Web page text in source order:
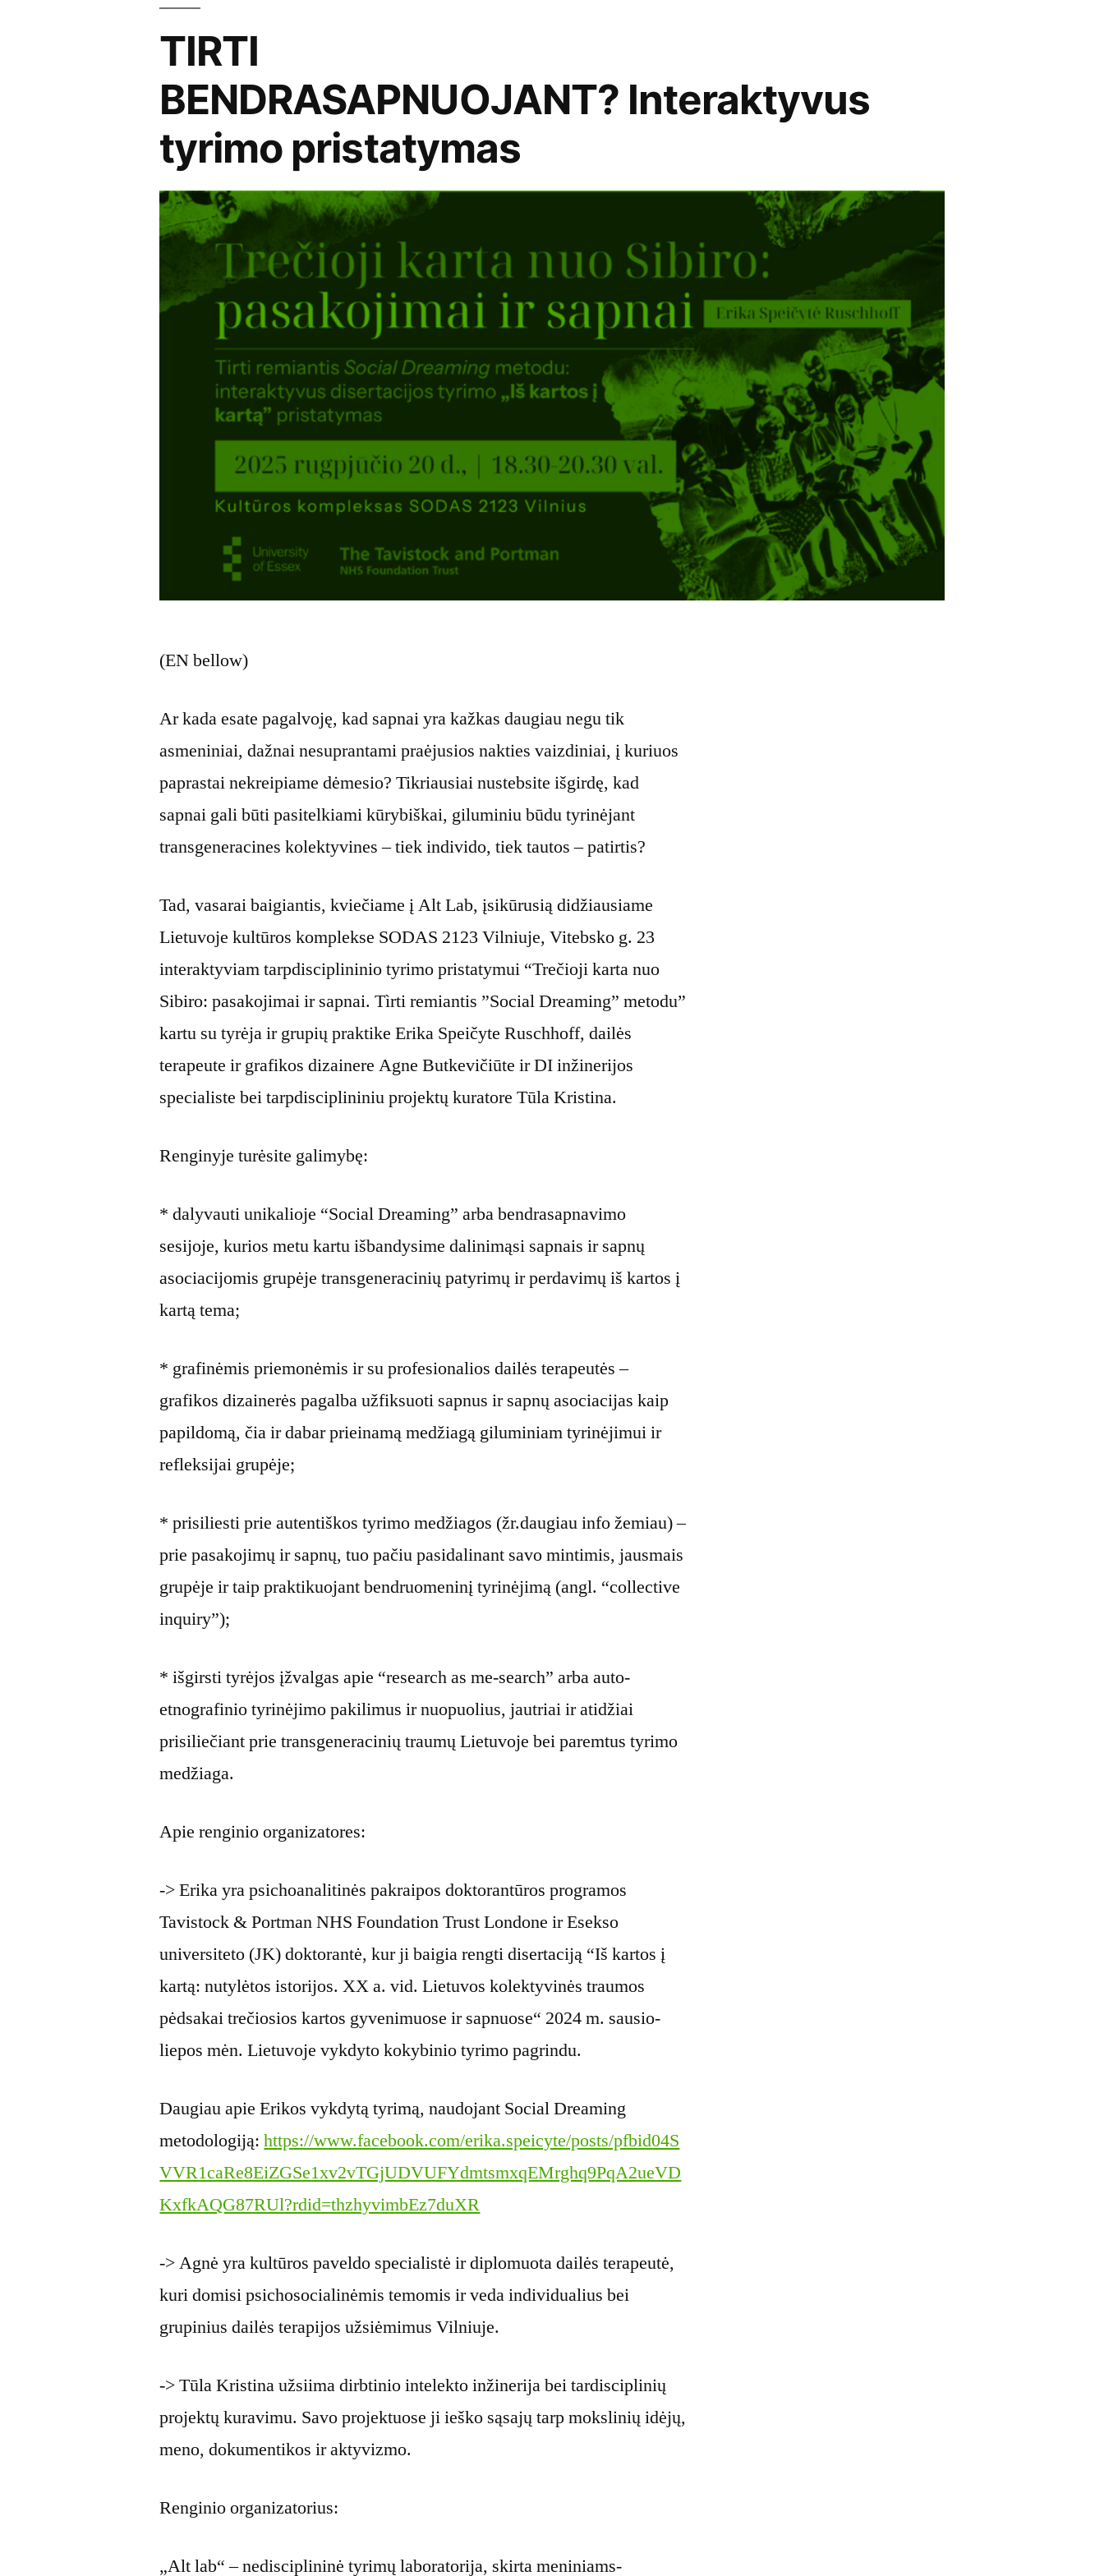
TIRTI
BENDRASAPNUOJANT? Interaktyvus
tyrimo pristatymas
(EN bellow)
Ar kada esate pagalvoję, kad sapnai yra kažkas daugiau negu tik
asmeniniai, dažnai nesuprantami praėjusios nakties vaizdiniai, į kuriuos
paprastai nekreipiame dėmesio? Tikriausiai nustebsite išgirdę, kad
sapnai gali būti pasitelkiami kūrybiškai, giluminiu būdu tyrinėjant
transgeneracines kolektyvines – tiek individo, tiek tautos – patirtis?
Tad, vasarai baigiantis, kviečiame į Alt Lab, įsikūrusią didžiausiame
Lietuvoje kultūros komplekse SODAS 2123 Vilniuje, Vitebsko g. 23
interaktyviam tarpdisciplininio tyrimo pristatymui “Trečioji karta nuo
Sibiro: pasakojimai ir sapnai. Tìrti remiantis ”Social Dreaming” metodu”
kartu su tyrėja ir grupių praktike Erika Speičyte Ruschhoff, dailės
terapeute ir grafikos dizainere Agne Butkevičiūte ir DI inžinerijos
specialiste bei tarpdisciplininiu projektų kuratore Tūla Kristina.
Renginyje turėsite galimybę:
* dalyvauti unikalioje “Social Dreaming” arba bendrasapnavimo
sesijoje, kurios metu kartu išbandysime dalinimąsi sapnais ir sapnų
asociacijomis grupėje transgeneracinių patyrimų ir perdavimų iš kartos į
kartą tema;
* grafinėmis priemonėmis ir su profesionalios dailės terapeutės –
grafikos dizainerės pagalba užfiksuoti sapnus ir sapnų asociacijas kaip
papildomą, čia ir dabar prieinamą medžiagą giluminiam tyrinėjimui ir
refleksijai grupėje;
* prisiliesti prie autentiškos tyrimo medžiagos (žr.daugiau info žemiau) –
prie pasakojimų ir sapnų, tuo pačiu pasidalinant savo mintimis, jausmais
grupėje ir taip praktikuojant bendruomeninį tyrinėjimą (angl. “collective
inquiry”);
* išgirsti tyrėjos įžvalgas apie “research as me-search” arba auto-
etnografinio tyrinėjimo pakilimus ir nuopuolius, jautriai ir atidžiai
prisiliečiant prie transgeneracinių traumų Lietuvoje bei paremtus tyrimo
medžiaga.
Apie renginio organizatores:
-> Erika yra psichoanalitinės pakraipos doktorantūros programos
Tavistock & Portman NHS Foundation Trust Londone ir Esekso
universiteto (JK) doktorantė, kur ji baigia rengti disertaciją “Iš kartos į
kartą: nutylėtos istorijos. XX a. vid. Lietuvos kolektyvinės traumos
pėdsakai trečiosios kartos gyvenimuose ir sapnuose“ 2024 m. sausio-
liepos mėn. Lietuvoje vykdyto kokybinio tyrimo pagrindu.
Daugiau apie Erikos vykdytą tyrimą, naudojant Social Dreaming
metodologiją:https://www.facebook.com/erika.speicyte/posts/pfbid04S
VVR1caRe8EiZGSe1xv2vTGjUDVUFYdmtsmxqEMrghq9PqA2ueVD
KxfkAQG87RUl?rdid=thzhyvimbEz7duXR
-> Agnė yra kultūros paveldo specialistė ir diplomuota dailės terapeutė,
kuri domisi psichosocialinėmis temomis ir veda individualius bei
grupinius dailės terapijos užsiėmimus Vilniuje.
-> Tūla Kristina užsiima dirbtinio intelekto inžinerija bei tardisciplinių
projektų kuravimu. Savo projektuose ji ieško sąsajų tarp mokslinių idėjų,
meno, dokumentikos ir aktyvizmo.
Renginio organizatorius:
„Alt lab“ – nedisciplininė tyrimų laboratorija, skirta meniniams-